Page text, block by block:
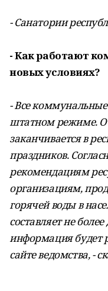
- Санатории
- Как работают
новых условиях?
- Все
штатном режиме.
заканчивается в
праздников.
рекомендациям
организациям,
горячей воды в
составляет не
информация будет
сайте ведомства, -